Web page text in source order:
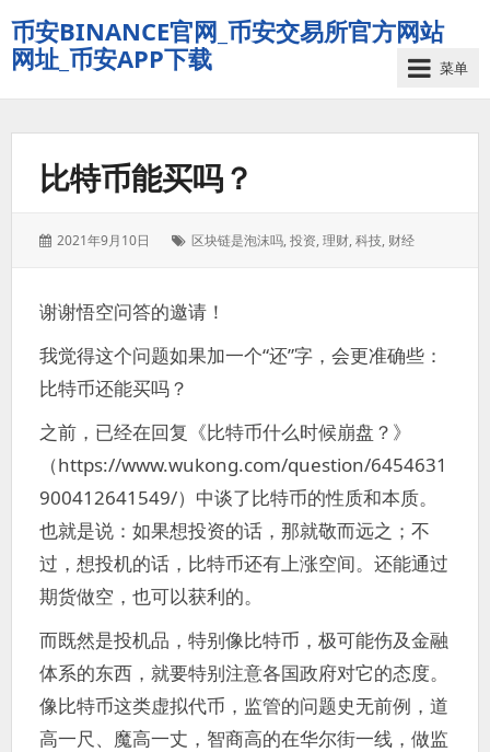
币安BINANCE官网_币安交易所官方网站
网址_币安APP下载
菜单
比特币能买吗？
发
2021年9月10日
标
区块链是泡沫吗,投资,理财,科技, 财经
谢谢悟空问答的邀请！
我觉得这个问题如果加一个“还”字，会更准确些：
比特币还能买吗？
之前，已经在回复《比特币什么时候崩盘？》
（https://www.wukong.com/question/6454631
900412641549/）中谈了比特币的性质和本质。
也就是说：如果想投资的话，那就敬而远之；不
过，想投机的话，比特币还有上涨空间。还能通过
期货做空，也可以获利的。
而既然是投机品，特别像比特币，极可能伤及金融
体系的东西，就要特别注意各国政府对它的态度。
像比特币这类虚拟代币，监管的问题史无前例，道
高一尺、魔高一丈，智商高的在华尔街一线，做监